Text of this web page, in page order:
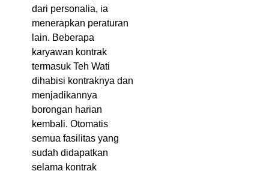
dari personalia, ia
menerapkan peraturan
lain. Beberapa
karyawan kontrak
termasuk Teh Wati
dihabisi kontraknya dan
menjadikannya
borongan harian
kembali. Otomatis
semua fasilitas yang
sudah didapatkan
selama kontrak